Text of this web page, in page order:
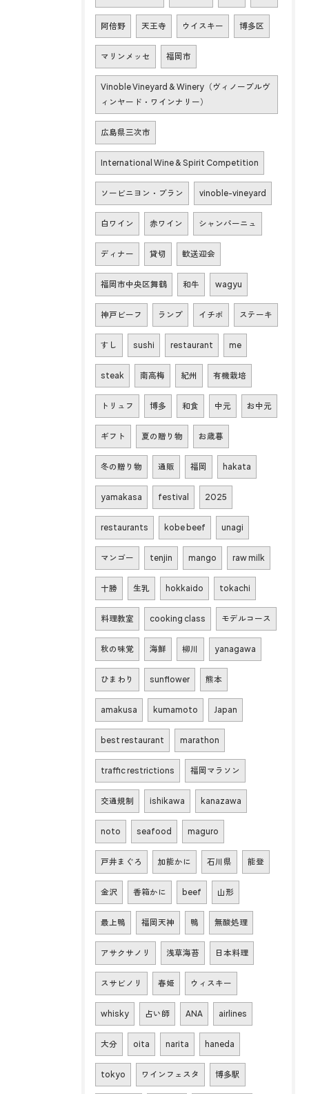
阿倍野 天王寺 ウイスキー 博多区
マリンメッセ 福岡市
Vinoble Vineyard & Winery（ヴィノーブルヴ
ィンヤード・ワインナリー）
広島県三次市
International Wine & Spirit Competition
ソービニヨン・ブラン vinoble-vineyard
白ワイン 赤ワイン シャンパーニュ
ディナー 貸切 歓送迎会
福岡市中央区舞鶴 和牛 wagyu
神戸ビーフ ランプ イチボ ステーキ
すし sushi restaurant me
steak 南高梅 紀州 有機栽培
トリュフ 博多 和食 中元 お中元
ギフト 夏の贈り物 お歳暮
冬の贈り物 通販 福岡 hakata
yamakasa festival 2025
restaurants kobe beef unagi
マンゴー tenjin mango raw milk
十勝 生乳 hokkaido tokachi
料理教室 cooking class モデルコース
秋の味覚 海鮮 柳川 yanagawa
ひまわり sunflower 熊本
amakusa kumamoto Japan
best restaurant marathon
traffic restrictions 福岡マラソン
交通規制 ishikawa kanazawa
noto seafood maguro
戸井まぐろ 加能かに 石川県 能登
金沢 香箱かに beef 山形
最上鴨 福岡天神 鴨 無酸処理
アサクサノリ 浅草海苔 日本料理
スサビノリ 春姫 ウィスキー
whisky 占い師 ANA airlines
大分 oita narita haneda
tokyo ワインフェスタ 博多駅